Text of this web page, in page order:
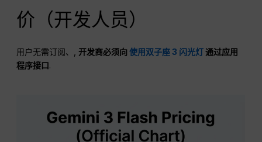
价（开发人员）
用户无需订阅、, 开发商必须向 使用双子座 3 闪光灯通过应用
程序接口.